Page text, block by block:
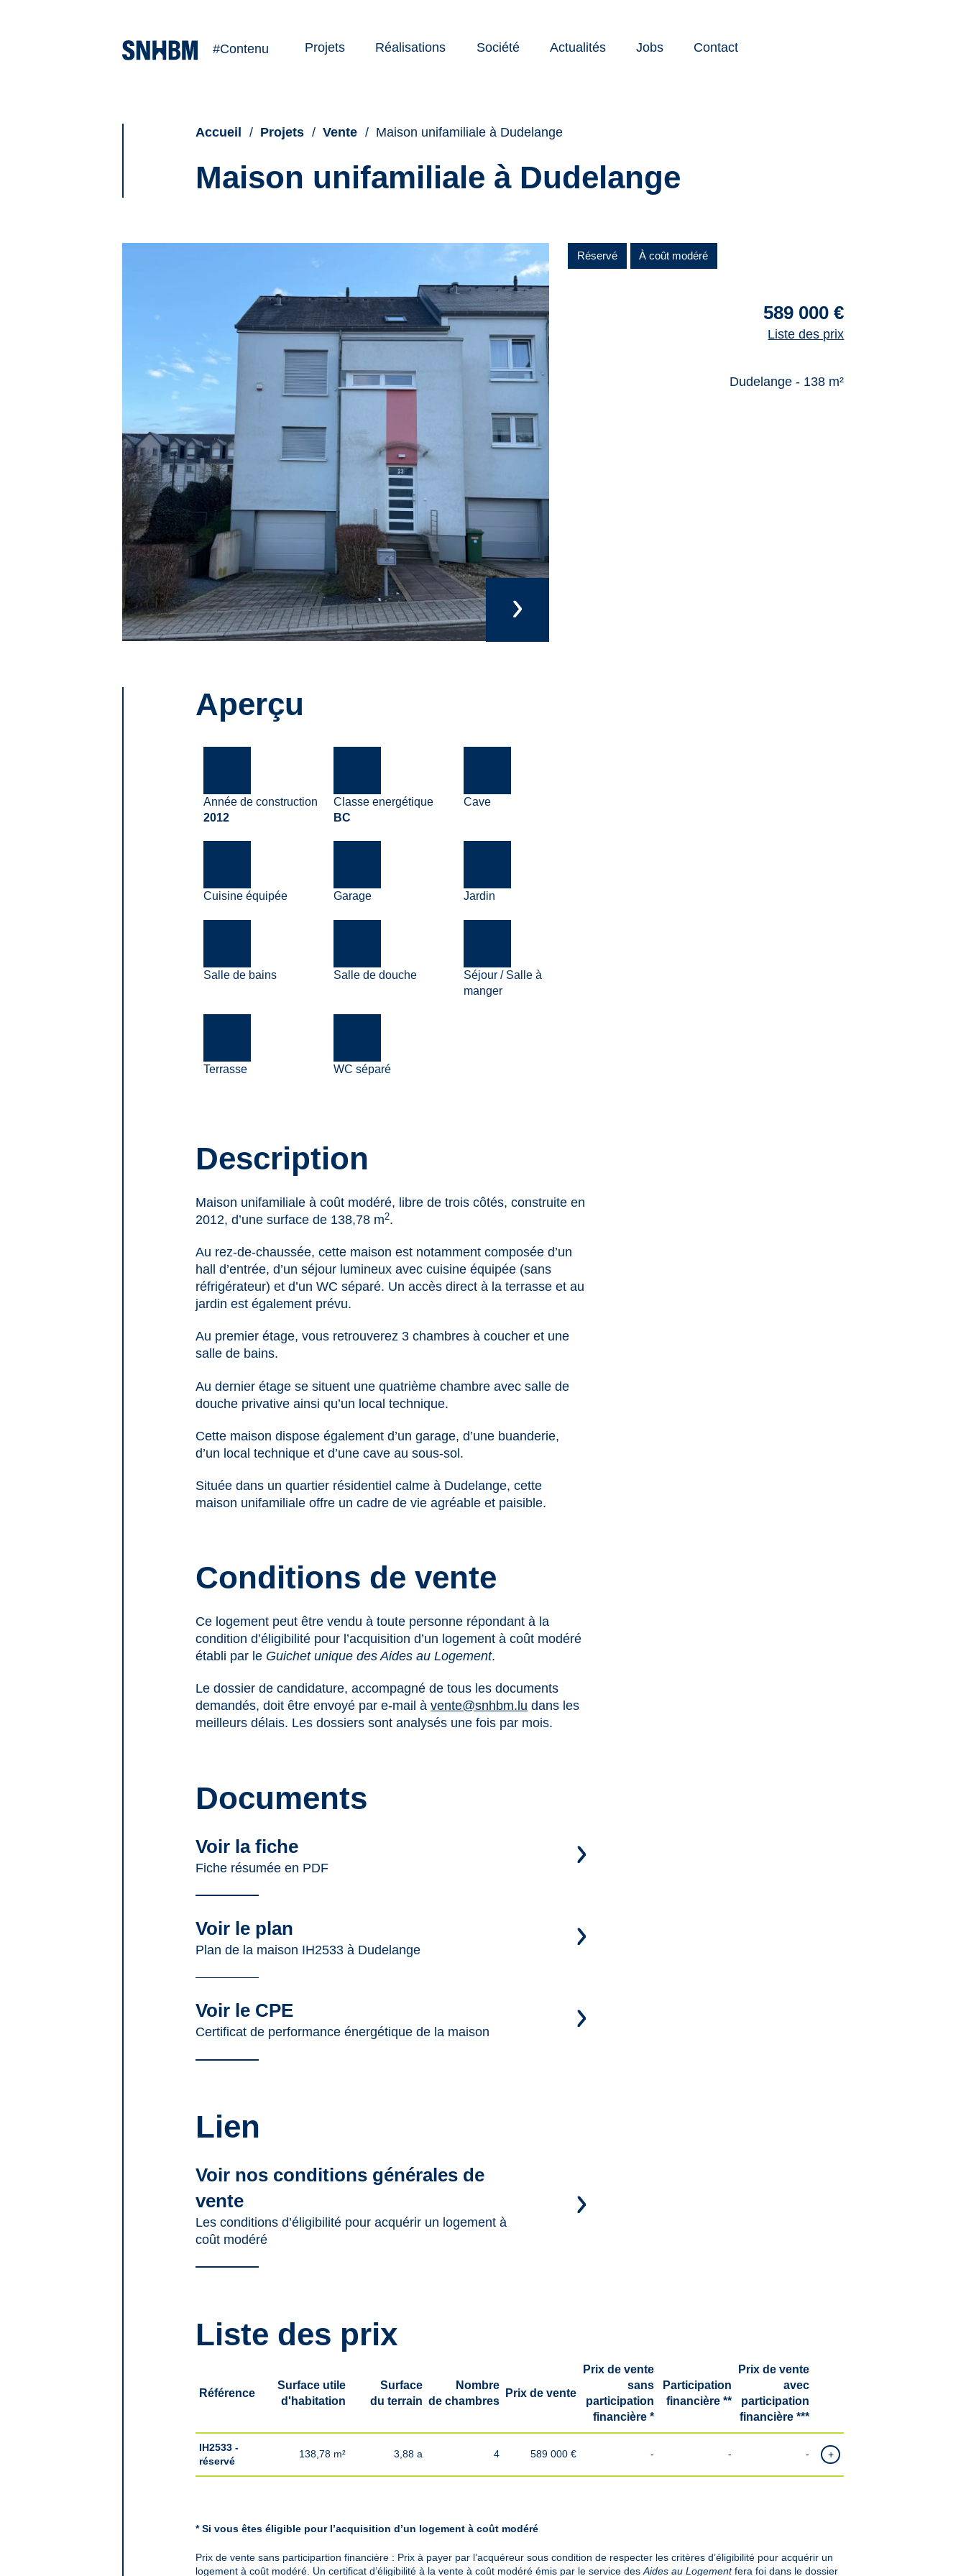
#Contenu Projets Réalisations Société Actualités Jobs Contact
Accueil Projets Vente Maison unifamiliale à Dudelange
Maison unifamiliale à Dudelange
Réservé À coût modéré
589 000 €
Liste des prix
Dudelange - 138 m²
Aperçu
Année de construction
2012
Classe energétique
BC
Cave
Cuisine équipée Garage Jardin
Salle de bains Salle de douche
Séjour / Salle à
manger
Terrasse WC séparé
Description
Maison unifamiliale à coût modéré, libre de trois côtés, construite en
2012, d’une surface de 138,78 m2.
Au rez-de-chaussée, cette maison est notamment composée d’un
hall d’entrée, d’un séjour lumineux avec cuisine équipée (sans
réfrigérateur) et d’un WC séparé. Un accès direct à la terrasse et au
jardin est également prévu.
Au premier étage, vous retrouverez 3 chambres à coucher et une
salle de bains.
Au dernier étage se situent une quatrième chambre avec salle de
douche privative ainsi qu’un local technique.
Cette maison dispose également d’un garage, d’une buanderie,
d’un local technique et d’une cave au sous-sol.
Située dans un quartier résidentiel calme à Dudelange, cette
maison unifamiliale offre un cadre de vie agréable et paisible.
Conditions de vente
Ce logement peut être vendu à toute personne répondant à la
condition d’éligibilité pour l’acquisition d’un logement à coût modéré
établi par le Guichet unique des Aides au Logement.
Le dossier de candidature, accompagné de tous les documents
demandés, doit être envoyé par e-mail àvente@snhbm.lu dans les
meilleurs délais. Les dossiers sont analysés une fois par mois.
Documents
Voir la fiche
Fiche résumée en PDF
Voir le plan
Plan de la maison IH2533 à Dudelange
Voir le CPE
Certificat de performance énergétique de la maison
Lien
Voir nos conditions générales de
vente
Les conditions d’éligibilité pour acquérir un logement à
coût modéré
Liste des prix
Liste
des
prix
Référence
Surface utile
d'habitation
Surface
du terrain
Nombre
de chambres
Prix de vente
Prix de vente
sans
participation
financière *
Participation
financière **
Prix de vente
avec
participation
financière ***
IH2533 -
réservé
138,78 m² 3,88 a 4 589 000 € - - - +
* Si vous êtes éligible pour l’acquisition d’un logement à coût modéré
Prix de vente sans participartion financière : Prix à payer par l’acquéreur sous condition de respecter les critères d’éligibilité pour acquérir un
logement à coût modéré. Un certificat d’éligibilité à la vente à coût modéré émis par le service desAides au Logementfera foi dans le dossier